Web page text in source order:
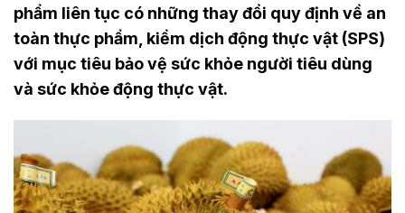
phẩm liên tục có những thay đổi quy định về an
toàn thực phẩm, kiểm dịch động thực vật (SPS)
với mục tiêu bảo vệ sức khỏe người tiêu dùng
và sức khỏe động thực vật.